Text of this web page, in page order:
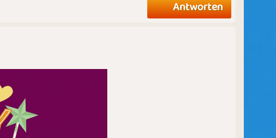
Antworten